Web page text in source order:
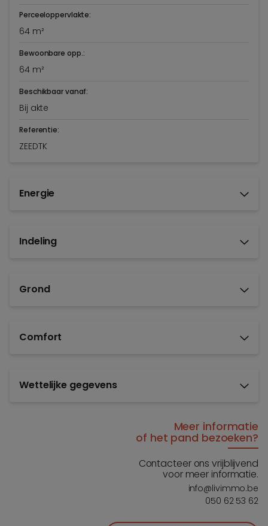
Perceeloppervlakte:
64 m²
Bewoonbare opp.:
64 m²
Beschikbaar vanaf:
Bij akte
Referentie:
ZEEDTK
Energie
Indeling
Grond
Comfort
Wettelijke gegevens
Meer informatie
of het pand bezoeken?
Contacteer ons vrijblijvend
voor meer informatie.
info@livimmo.be
050 62 53 62